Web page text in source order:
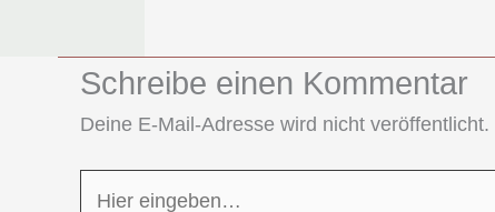
Schreibe einen Kommentar
Deine E-Mail-Adresse wird nicht veröffentlicht.